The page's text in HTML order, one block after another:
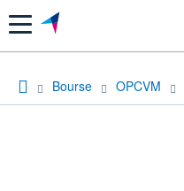
Menu
Bourse OPCVM